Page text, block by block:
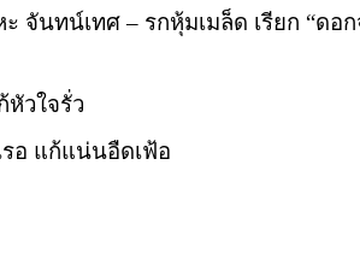
จันทน์เทศ – รกหุ้มเมล็ด เรียก “ดอ
วใจรั่ว
รอ แก้แน่นอืดเฟ้อ